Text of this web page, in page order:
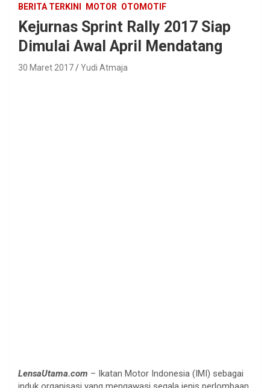
BERITA TERKINI MOTOR OTOMOTIF
Kejurnas Sprint Rally 2017 Siap
Dimulai Awal April Mendatang
30 Maret 2017 Yudi Atmaja
LensaUtama.com – Ikatan Motor Indonesia (IMI) sebagai